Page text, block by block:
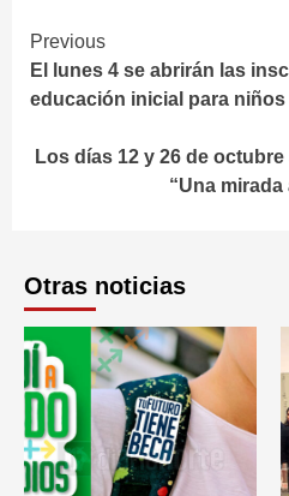
Continue
Reading
Previous
El lunes 4 se abrirán las
educación inicial para niños
Los días 12 y 26 de
“Una
Otras noticias